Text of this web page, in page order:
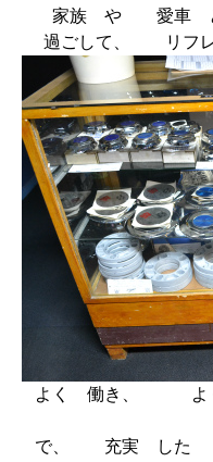
家族 や 愛
過ごして、 リフ
よく 働き、
で、 充実 した